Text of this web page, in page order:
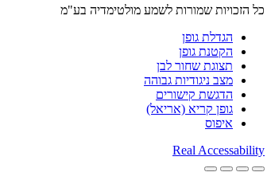
כל הזכויות שמורות לשמע מולטימדיה בע"מ
הגדלת גופן
הקטנת גופן
תצוגת שחור לבן
מצב ניגודיות גבוהה
הדגשת קישורים
גופן קריא (אריאל)
איפוס
Real Accessability